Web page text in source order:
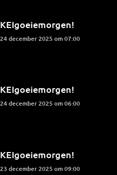
KEIgoeiemorgen!
24 december 2025 om 07:00
KEIgoeiemorgen!
24 december 2025 om 06:00
KEIgoeiemorgen!
23 december 2025 om 09:00